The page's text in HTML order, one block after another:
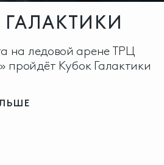
ГАЛАКТИКИ
на ледовой арене ТРЦ
пройдёт Кубок Галактики